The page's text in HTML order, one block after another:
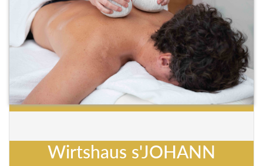
Wirtshaus s'JOHANN